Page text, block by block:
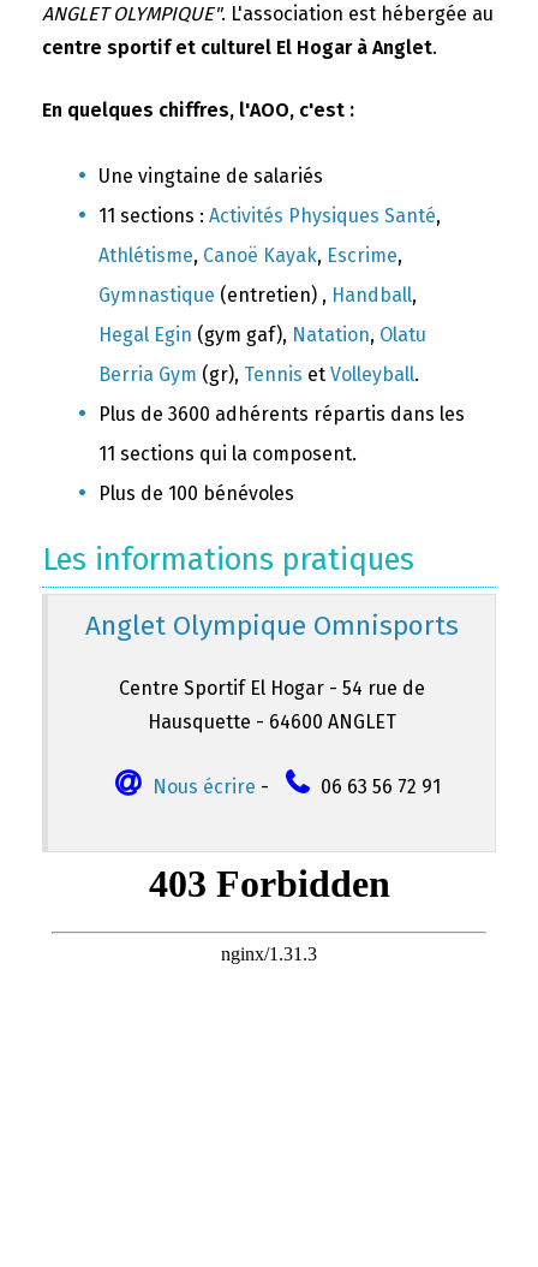
ANGLET OLYMPIQUE". L'association est hébergée au
centre sportif et culturel El Hogar à Anglet.
En quelques chiffres, l'AOO, c'est :
Une vingtaine de salariés
11 sections : Activités Physiques Santé,
Athlétisme, Canoë Kayak, Escrime,
Gymnastique (entretien) , Handball,
Hegal Egin (gym gaf), Natation, Olatu
Berria Gym (gr), Tennis et Volleyball.
Plus de 3600 adhérents répartis dans les
11 sections qui la composent.
Plus de 100 bénévoles
Les informations pratiques
Anglet Olympique Omnisports
Centre Sportif El Hogar - 54 rue de
Hausquette - 64600 ANGLET
Nous écrire - 06 63 56 72 91